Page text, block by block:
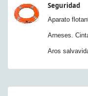
Seguridad
Aparato
Arneses.
Aros